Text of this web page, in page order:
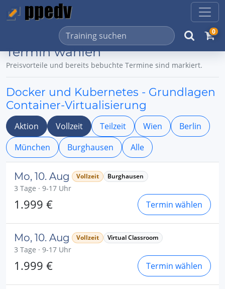
0
Termin wählen
Preisvorteile und bereits bebuchte Termine sind markiert.
Docker und Kubernetes - Grundlagen
Container-Virtualisierung
Aktion Vollzeit Teilzeit Wien
Berlin
München
Burghausen Alle
Mo, 10. Aug Vollzeit Burghausen
3 Tage · 9-17 Uhr
1.999 € Termin wählen
Mo, 10. Aug Vollzeit Virtual Classroom
3 Tage · 9-17 Uhr
1.999 € Termin wählen